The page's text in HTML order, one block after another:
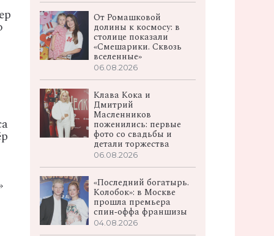
От Ромашковой
долины к космосу: в
столице показали
«Смешарики. Сквозь
вселенные»
06.08.2026
Клава Кока и
Дмитрий
Масленников
поженились: первые
фото со свадьбы и
детали торжества
06.08.2026
«Последний богатырь.
Колобок»: в Москве
прошла премьера
спин‑оффа франшизы
04.08.2026